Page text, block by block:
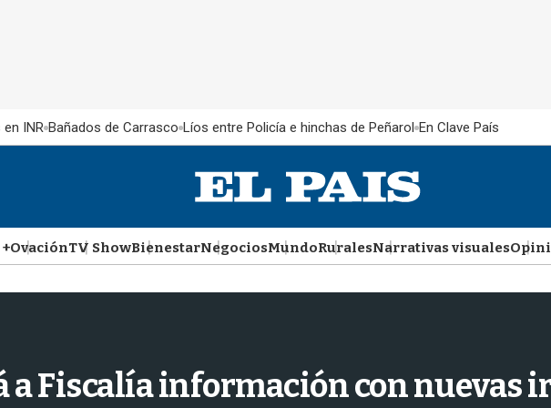
INR Bañados de Carrasco Líos entre Policía e hinchas de Peñarol En Clave País
OvaciónTV ShowBienestarNegociosMundoRuralesNarrativas visuales
a Fiscalía información con nuevas